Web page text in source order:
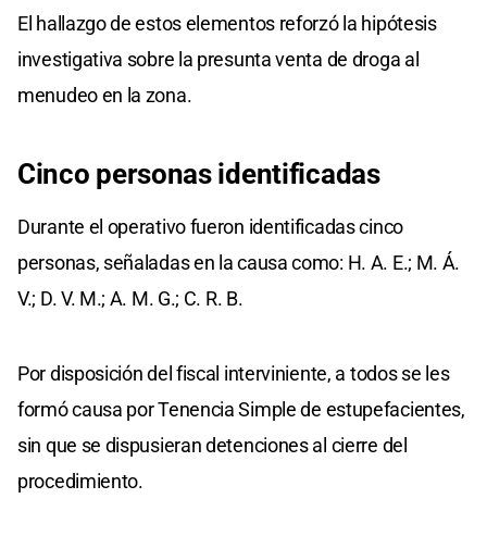
El hallazgo de estos elementos reforzó la hipótesis
investigativa sobre la presunta venta de droga al
menudeo en la zona.
Cinco personas identificadas
Durante el operativo fueron identificadas cinco
personas, señaladas en la causa como: H. A. E.; M. Á.
V.; D. V. M.; A. M. G.; C. R. B.
Por disposición del fiscal interviniente, a todos se les
formó causa por Tenencia Simple de estupefacientes,
sin que se dispusieran detenciones al cierre del
procedimiento.